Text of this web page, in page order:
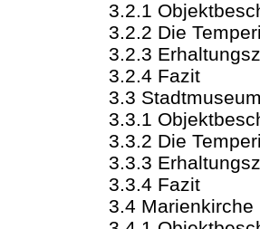
3.2.1
3.2.2 Die
3.2.3
3.2.4 Fazit
3.3
3.3.1
3.3.2 Die
3.3.3
3.3.4 Fazit
3.4 Marienkirche